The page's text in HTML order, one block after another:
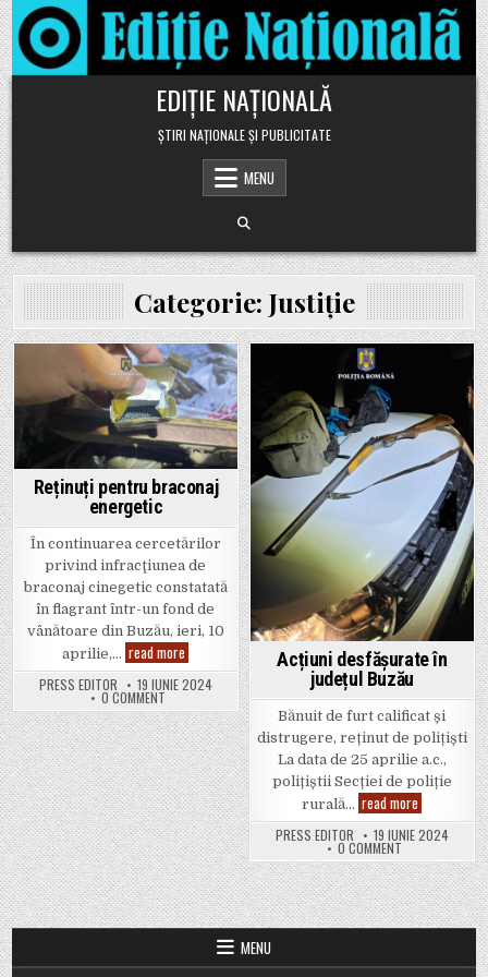
Skip to content
EDIȚIE NAȚIONALĂ
ȘTIRI NAȚIONALE ȘI PUBLICITATE
MENU
Categorie: Justiție
Posted in
Reținuți pentru braconaj
energetic
În continuarea cercetărilor
privind infracţiunea de
braconaj cinegetic constatată
în flagrant într-un fond de
vânătoare din Buzău, ieri, 10
aprilie,… read more Reținuți pentru braconaj energetic
PRESS EDITOR 19 IUNIE 2024
0 COMMENTON REȚINUȚI PENTRU BRACONAJ ENERGETIC
Posted in
Acțiuni desfășurate în
județul Buzău
Bănuit de furt calificat și
distrugere, reținut de polițiști
La data de 25 aprilie a.c.,
polițiștii Secției de poliție
rurală… read more Acțiuni
PRESS EDITOR 19 IUNIE 2024
0 COMMENTON ACȚIUNI
MENU